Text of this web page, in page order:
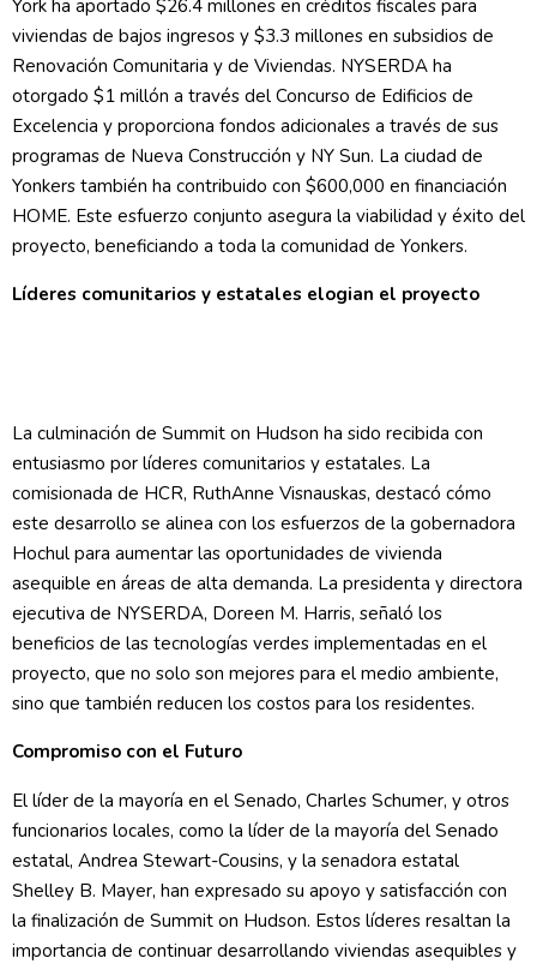
York ha aportado $26.4 millones en créditos fiscales para
viviendas de bajos ingresos y $3.3 millones en subsidios de
Renovación Comunitaria y de Viviendas. NYSERDA ha
otorgado $1 millón a través del Concurso de Edificios de
Excelencia y proporciona fondos adicionales a través de sus
programas de Nueva Construcción y NY Sun. La ciudad de
Yonkers también ha contribuido con $600,000 en financiación
HOME. Este esfuerzo conjunto asegura la viabilidad y éxito del
proyecto, beneficiando a toda la comunidad de Yonkers.
Líderes comunitarios y estatales elogian el proyecto
La culminación de Summit on Hudson ha sido recibida con
entusiasmo por líderes comunitarios y estatales. La
comisionada de HCR, RuthAnne Visnauskas, destacó cómo
este desarrollo se alinea con los esfuerzos de la gobernadora
Hochul para aumentar las oportunidades de vivienda
asequible en áreas de alta demanda. La presidenta y directora
ejecutiva de NYSERDA, Doreen M. Harris, señaló los
beneficios de las tecnologías verdes implementadas en el
proyecto, que no solo son mejores para el medio ambiente,
sino que también reducen los costos para los residentes.
Compromiso con el Futuro
El líder de la mayoría en el Senado, Charles Schumer, y otros
funcionarios locales, como la líder de la mayoría del Senado
estatal, Andrea Stewart-Cousins, y la senadora estatal
Shelley B. Mayer, han expresado su apoyo y satisfacción con
la finalización de Summit on Hudson. Estos líderes resaltan la
importancia de continuar desarrollando viviendas asequibles y